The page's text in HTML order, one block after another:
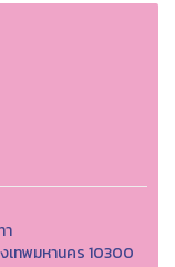
เทพมหานคร 10300